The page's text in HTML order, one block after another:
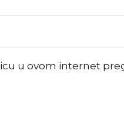
u ovom internet